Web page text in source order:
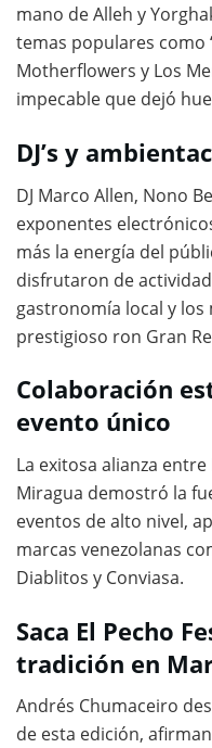
mano de Alleh y
temas populares como
Motherflowers y Los
impecable que dejó
DJ’s y
DJ Marco Allen, Nono
exponentes
más la energía del
disfrutaron de
gastronomía local y los
prestigioso ron Gran
Colaboración
evento único
La exitosa alianza entre
Miragua demostró la
eventos de alto nivel,
marcas venezolanas
Diablitos y Conviasa.
Saca El Pecho
tradición en
Andrés Chumaceiro
de esta edición,